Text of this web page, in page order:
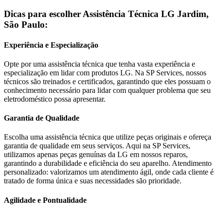
Dicas para escolher Assistência Técnica LG Jardim,
São Paulo:
Experiência e Especialização
Opte por uma assistência técnica que tenha vasta experiência e
especialização em lidar com produtos LG. Na SP Services, nossos
técnicos são treinados e certificados, garantindo que eles possuam o
conhecimento necessário para lidar com qualquer problema que seu
eletrodoméstico possa apresentar.
Garantia de Qualidade
Escolha uma assistência técnica que utilize peças originais e ofereça
garantia de qualidade em seus serviços. Aqui na SP Services,
utilizamos apenas peças genuínas da LG em nossos reparos,
garantindo a durabilidade e eficiência do seu aparelho. Atendimento
personalizado: valorizamos um atendimento ágil, onde cada cliente é
tratado de forma única e suas necessidades são prioridade.
Agilidade e Pontualidade